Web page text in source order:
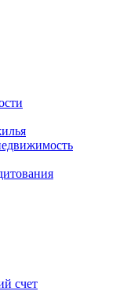
счет